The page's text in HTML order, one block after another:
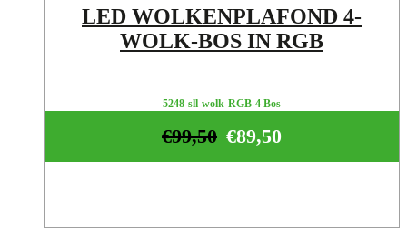
LED WOLKENPLAFOND 4-
WOLK-BOS IN RGB
5248-sll-wolk-RGB-4 Bos
€89,50
€99,50